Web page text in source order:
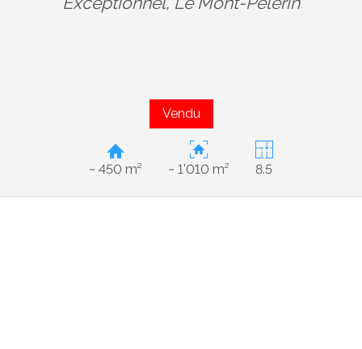
Vendu
~ 450 m² ~ 1'010 m² 8.5